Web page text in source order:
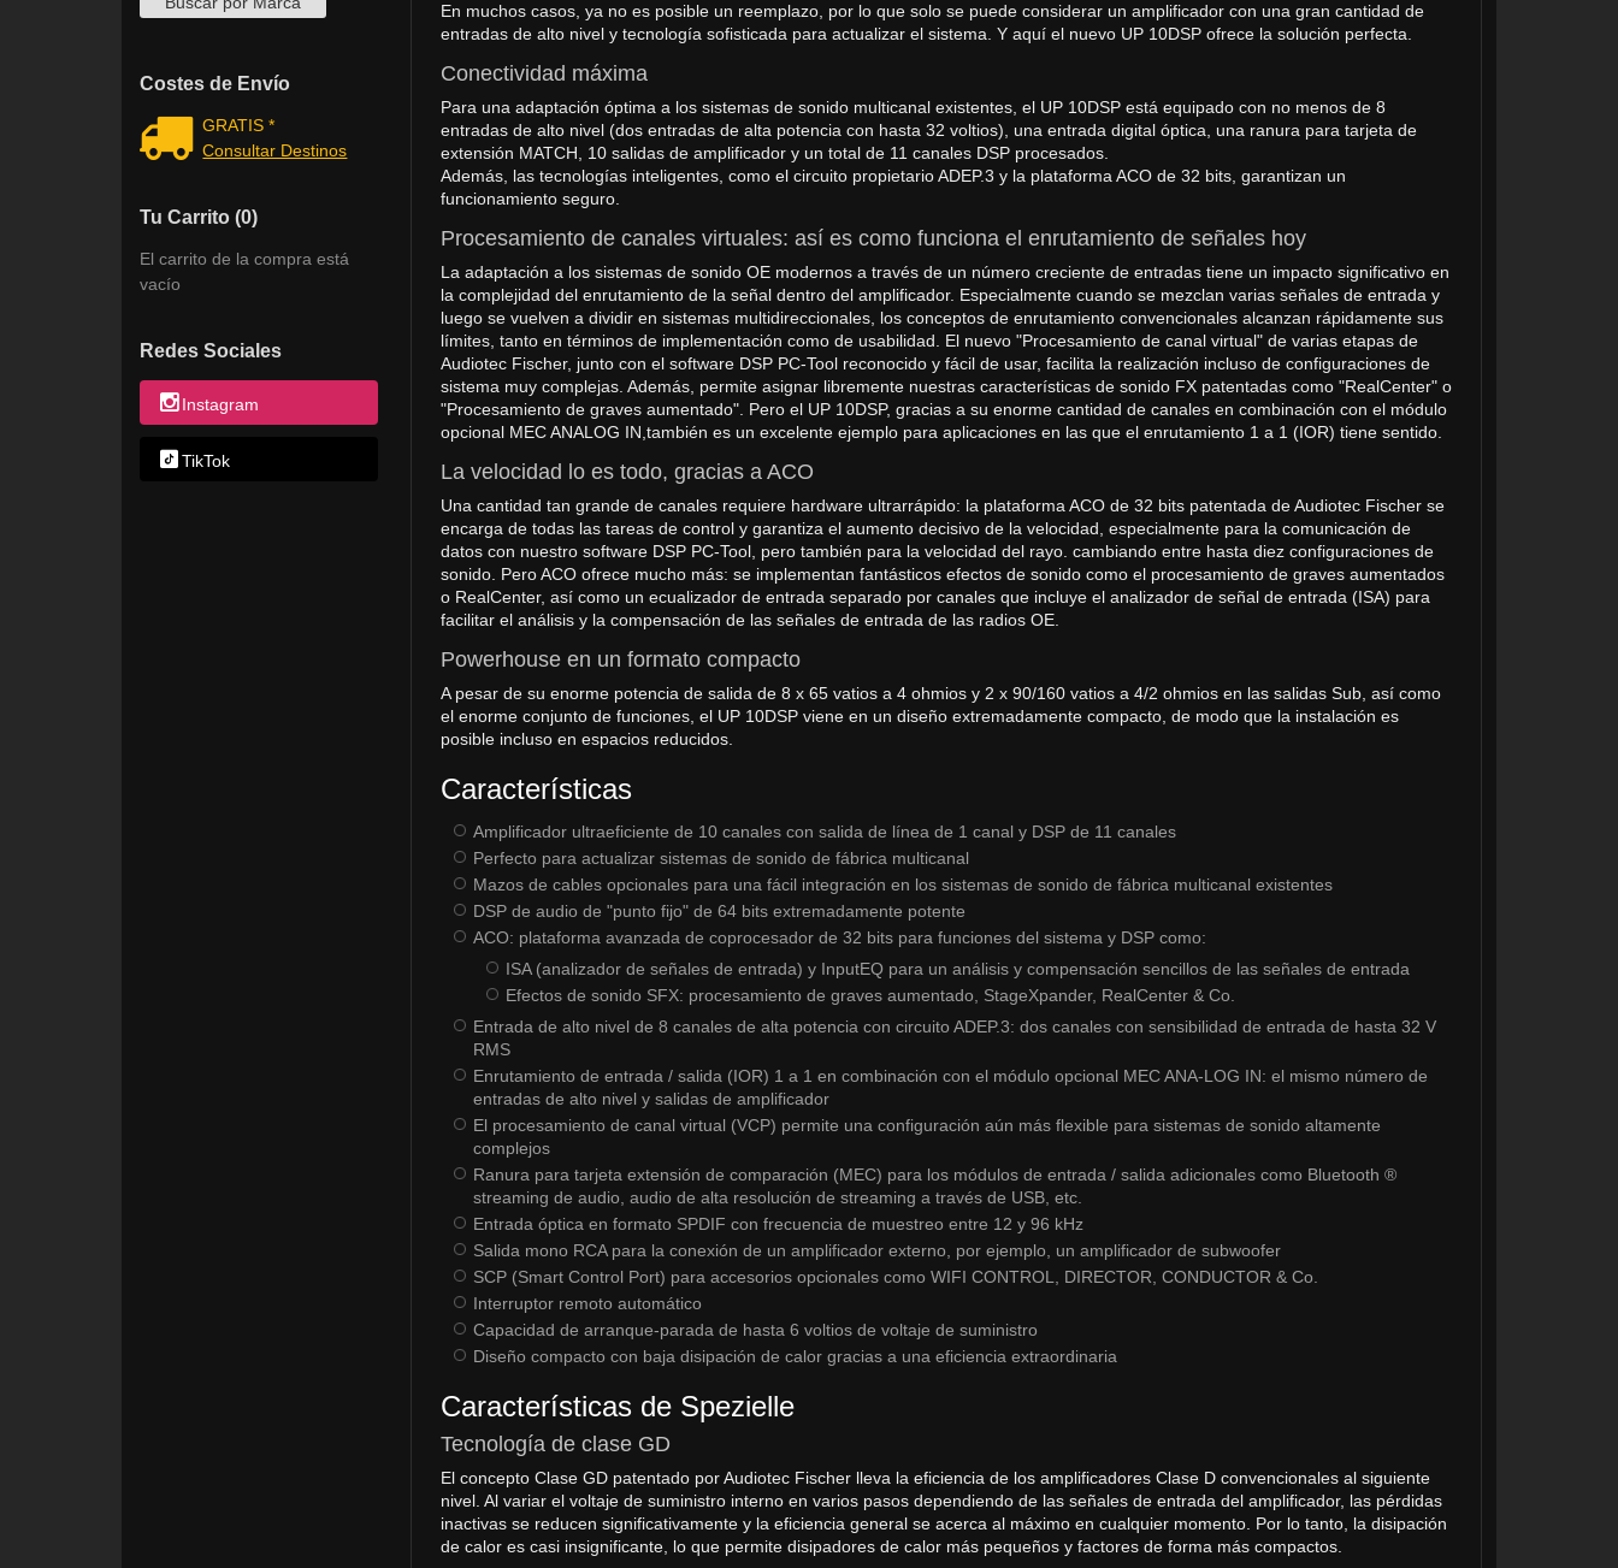
Costes de Envío
GRATIS *
Consultar Destinos
Tu Carrito (0)
El carrito de la compra está
vacío
Redes Sociales
Instagram
TikTok
En muchos casos, ya no es posible un reemplazo, por lo que solo se puede considerar un amplificador con una gran cantidad de
entradas de alto nivel y tecnología sofisticada para actualizar el sistema. Y aquí el nuevo UP 10DSP ofrece la solución perfecta.
Conectividad máxima
Para una adaptación óptima a los sistemas de sonido multicanal existentes, el UP 10DSP está equipado con no menos de 8
entradas de alto nivel (dos entradas de alta potencia con hasta 32 voltios), una entrada digital óptica, una ranura para tarjeta de
extensión MATCH, 10 salidas de amplificador y un total de 11 canales DSP procesados.
Además, las tecnologías inteligentes, como el circuito propietario ADEP.3 y la plataforma ACO de 32 bits, garantizan un
funcionamiento seguro.
Procesamiento de canales virtuales: así es como funciona el enrutamiento de señales hoy
La adaptación a los sistemas de sonido OE modernos a través de un número creciente de entradas tiene un impacto significativo en
la complejidad del enrutamiento de la señal dentro del amplificador. Especialmente cuando se mezclan varias señales de entrada y
luego se vuelven a dividir en sistemas multidireccionales, los conceptos de enrutamiento convencionales alcanzan rápidamente sus
límites, tanto en términos de implementación como de usabilidad. El nuevo "Procesamiento de canal virtual" de varias etapas de
Audiotec Fischer, junto con el software DSP PC-Tool reconocido y fácil de usar, facilita la realización incluso de configuraciones de
sistema muy complejas. Además, permite asignar libremente nuestras características de sonido FX patentadas como "RealCenter" o
"Procesamiento de graves aumentado". Pero el UP 10DSP, gracias a su enorme cantidad de canales en combinación con el módulo
opcional MEC ANALOG IN,también es un excelente ejemplo para aplicaciones en las que el enrutamiento 1 a 1 (IOR) tiene sentido.
La velocidad lo es todo, gracias a ACO
Una cantidad tan grande de canales requiere hardware ultrarrápido: la plataforma ACO de 32 bits patentada de Audiotec Fischer se
encarga de todas las tareas de control y garantiza el aumento decisivo de la velocidad, especialmente para la comunicación de
datos con nuestro software DSP PC-Tool, pero también para la velocidad del rayo. cambiando entre hasta diez configuraciones de
sonido. Pero ACO ofrece mucho más: se implementan fantásticos efectos de sonido como el procesamiento de graves aumentados
o RealCenter, así como un ecualizador de entrada separado por canales que incluye el analizador de señal de entrada (ISA) para
facilitar el análisis y la compensación de las señales de entrada de las radios OE.
Powerhouse en un formato compacto
A pesar de su enorme potencia de salida de 8 x 65 vatios a 4 ohmios y 2 x 90/160 vatios a 4/2 ohmios en las salidas Sub, así como
el enorme conjunto de funciones, el UP 10DSP viene en un diseño extremadamente compacto, de modo que la instalación es
posible incluso en espacios reducidos.
Características
Amplificador ultraeficiente de 10 canales con salida de línea de 1 canal y DSP de 11 canales
Perfecto para actualizar sistemas de sonido de fábrica multicanal
Mazos de cables opcionales para una fácil integración en los sistemas de sonido de fábrica multicanal existentes
DSP de audio de "punto fijo" de 64 bits extremadamente potente
ACO: plataforma avanzada de coprocesador de 32 bits para funciones del sistema y DSP como:
ISA (analizador de señales de entrada) y InputEQ para un análisis y compensación sencillos de las señales de entrada
Efectos de sonido SFX: procesamiento de graves aumentado, StageXpander, RealCenter & Co.
Entrada de alto nivel de 8 canales de alta potencia con circuito ADEP.3: dos canales con sensibilidad de entrada de hasta 32 V
RMS
Enrutamiento de entrada / salida (IOR) 1 a 1 en combinación con el módulo opcional MEC ANA-LOG IN: el mismo número de
entradas de alto nivel y salidas de amplificador
El procesamiento de canal virtual (VCP) permite una configuración aún más flexible para sistemas de sonido altamente
complejos
Ranura para tarjeta extensión de comparación (MEC) para los módulos de entrada / salida adicionales como Bluetooth ®
streaming de audio, audio de alta resolución de streaming a través de USB, etc.
Entrada óptica en formato SPDIF con frecuencia de muestreo entre 12 y 96 kHz
Salida mono RCA para la conexión de un amplificador externo, por ejemplo, un amplificador de subwoofer
SCP (Smart Control Port) para accesorios opcionales como WIFI CONTROL, DIRECTOR, CONDUCTOR & Co.
Interruptor remoto automático
Capacidad de arranque-parada de hasta 6 voltios de voltaje de suministro
Diseño compacto con baja disipación de calor gracias a una eficiencia extraordinaria
Características de Spezielle
Tecnología de clase GD
El concepto Clase GD patentado por Audiotec Fischer lleva la eficiencia de los amplificadores Clase D convencionales al siguiente
nivel. Al variar el voltaje de suministro interno en varios pasos dependiendo de las señales de entrada del amplificador, las pérdidas
inactivas se reducen significativamente y la eficiencia general se acerca al máximo en cualquier momento. Por lo tanto, la disipación
de calor es casi insignificante, lo que permite disipadores de calor más pequeños y factores de forma más compactos.